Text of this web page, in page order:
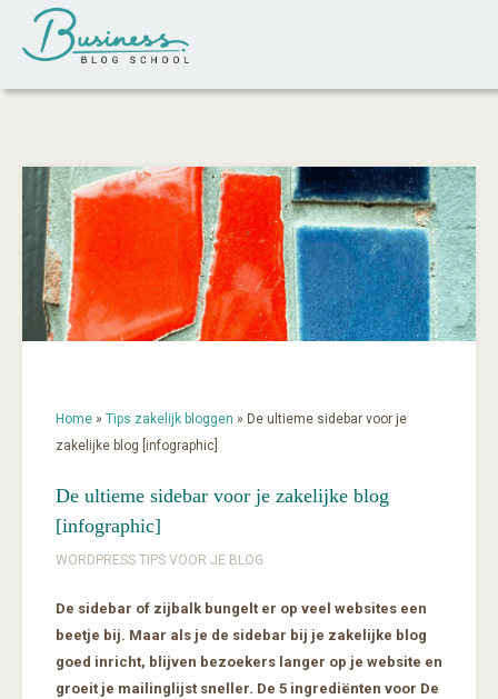
Home » Tips zakelijk bloggen » De ultieme sidebar voor je
zakelijke blog [infographic]
De ultieme sidebar voor je zakelijke blog
[infographic]
WORDPRESS TIPS VOOR JE BLOG
De sidebar of zijbalk bungelt er op veel websites een
beetje bij. Maar als je de sidebar bij je zakelijke blog
goed inricht, blijven bezoekers langer op je website en
groeit je mailinglijst sneller. De 5 ingrediënten voor De